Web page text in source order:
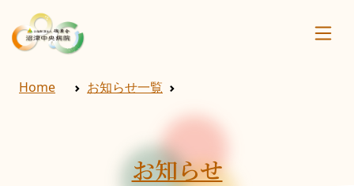
Home お知らせ一覧
お知らせ